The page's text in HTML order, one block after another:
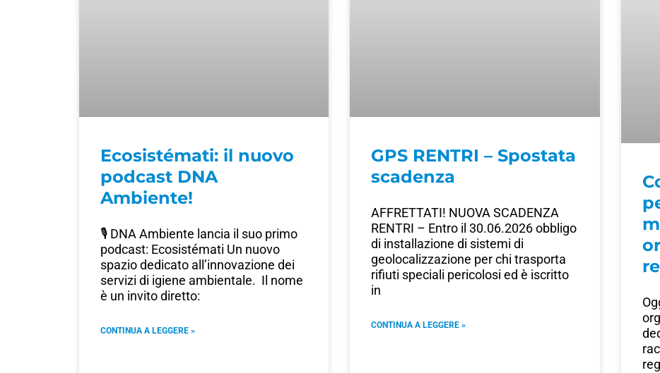
Ecosistémati: il nuovo
podcast DNA
Ambiente!
🎙️ DNA Ambiente lancia il suo primo
podcast: Ecosistémati Un nuovo
spazio dedicato all’innovazione dei
servizi di igiene ambientale. Il nome
è un invito diretto:
CONTINUA A LEGGERE »
GPS RENTRI – Spostata
scadenza
AFFRETTATI! NUOVA SCADENZA
RENTRI – Entro il 30.06.2026 obbligo
di installazione di sistemi di
geolocalizzazione per chi trasporta
rifiuti speciali pericolosi ed è iscritto
in
CONTINUA A LEGGERE »